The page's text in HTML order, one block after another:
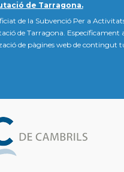
de Tarragona.
de la Subvenció Per a
de Tarragona. Específicament
de pàgines web de contingut